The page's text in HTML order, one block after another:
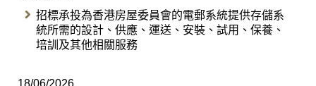
招標承投為香港房屋委員會的電郵系統提供存儲系
統所需的設計、供應、運送、安裝、試用、保養、
培訓及其他相關服務
18/06/2026